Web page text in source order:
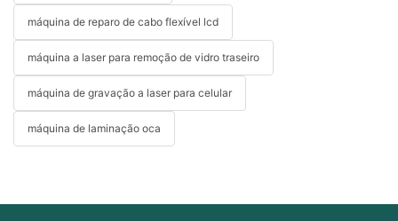
máquina de reparo de cabo flexível lcd
máquina a laser para remoção de vidro traseiro
máquina de gravação a laser para celular
máquina de laminação oca